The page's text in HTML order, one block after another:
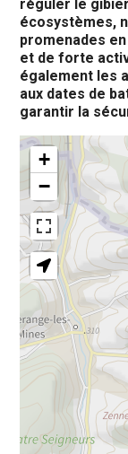
réguler le
écosystèmes,
promenades
et de forte
également les
aux dates de
garantir la
+
−